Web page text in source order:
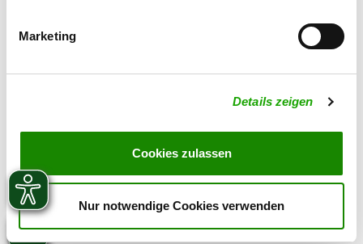
Marketing
Details zeigen
Cookies zulassen
Nur notwendige Cookies verwenden